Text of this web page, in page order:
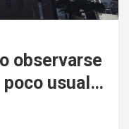
observarse
usual…